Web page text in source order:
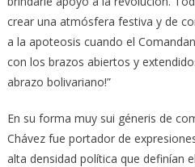
crear una atmósfera festiva y de
a la apoteosis cuando el
con los brazos abiertos y
abrazo bolivariano!”
En su forma muy sui géneris de
Chávez fue portador de
alta densidad política que definían